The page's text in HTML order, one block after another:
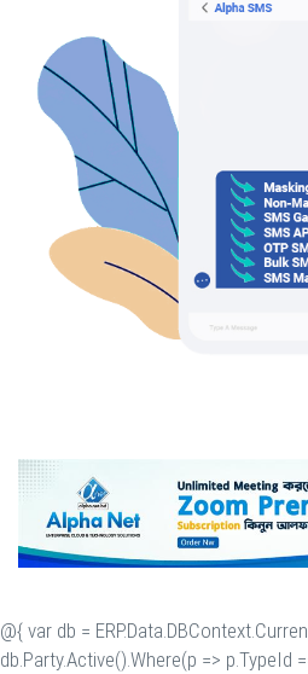
@{ var db =
db.Party.Active().Where(p => p.TypeId